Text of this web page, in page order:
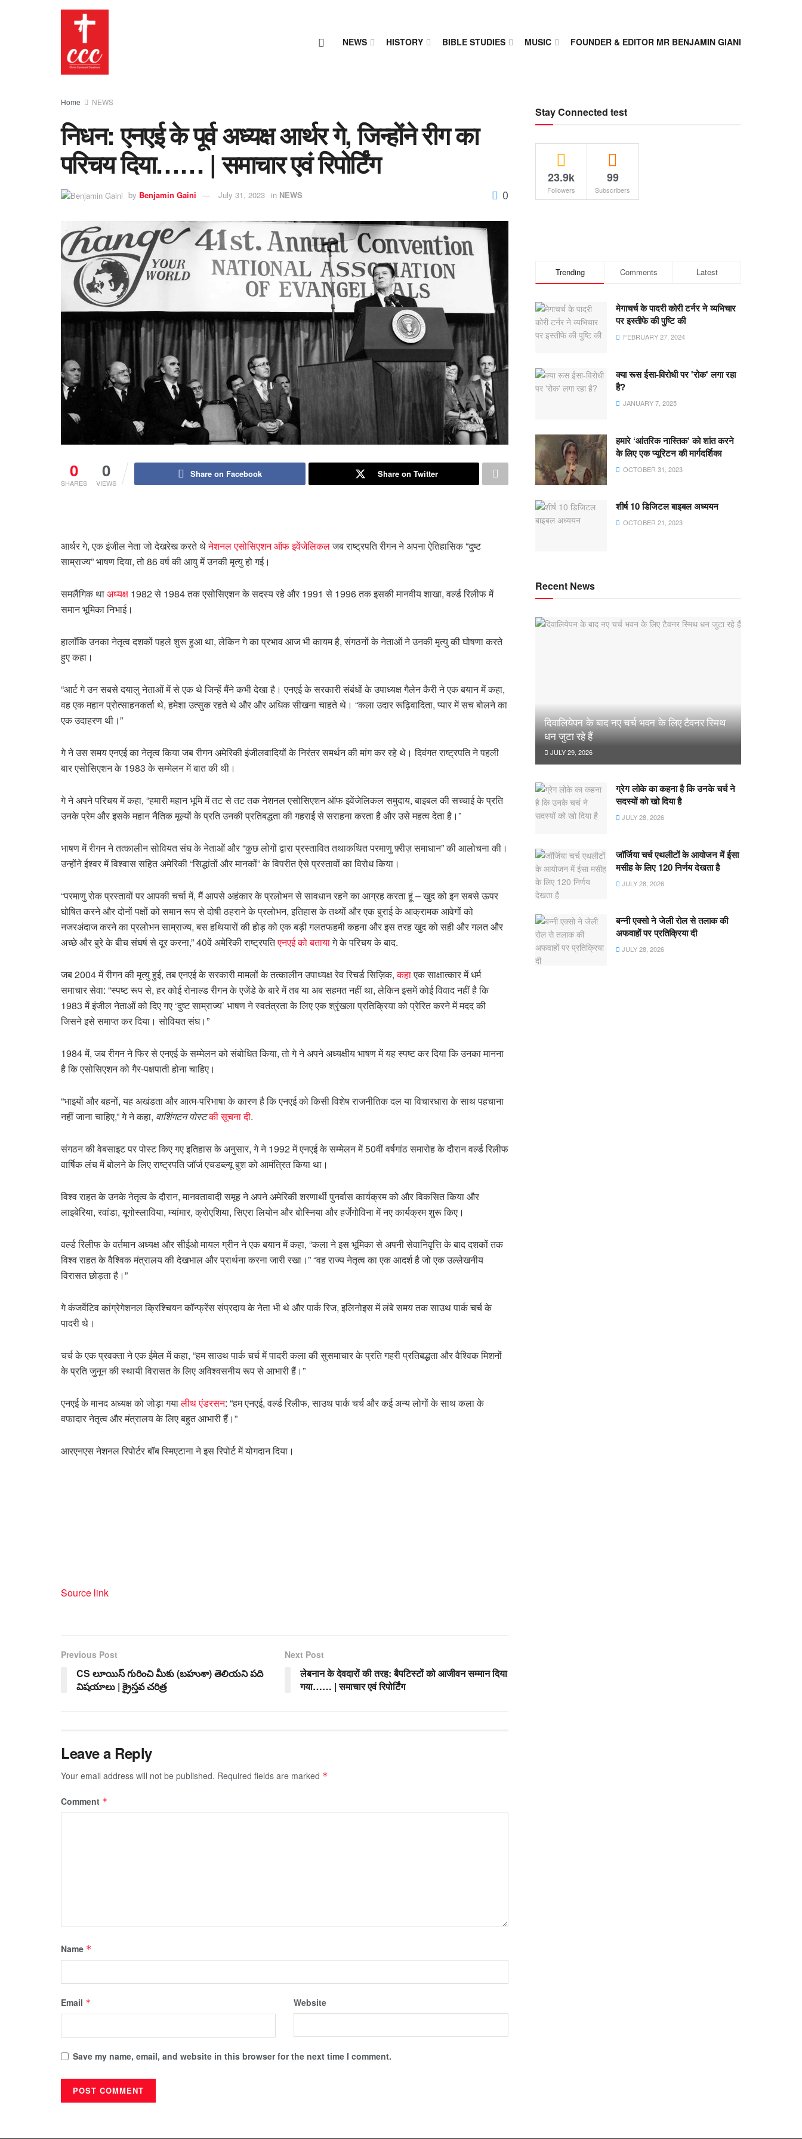
NEWS HISTORY BIBLE STUDIES MUSIC FOUNDER & EDITOR MR BENJAMIN GIANI
Home NEWS
निधन: एनएई के पूर्व अध्यक्ष आर्थर गे, जिन्होंने रीग का
परिचय दिया…… | समाचार एवं रिपोर्टिंग
by Benjamin Gaini July 31, 2023 in NEWS 0
0
SHARES
0
VIEWS
Share on Facebook Share on Twitter
आर्थर गे, एक इंजील नेता जो देखरेख करते थेनेशनल एसोसिएशन ऑफ इवेंजेलिकलजब राष्ट्रपति रीगन ने अपना ऐतिहासिक “दुष्ट
साम्राज्य” भाषण दिया, तो 86 वर्ष की आयु में उनकी मृत्यु हो गई।
समलैंगिक थाअध्यक्ष 1982 से 1984 तक एसोसिएशन के सदस्य रहे और 1991 से 1996 तक इसकी मानवीय शाखा, वर्ल्ड रिलीफ में
समान भूमिका निभाई।
हालाँकि उनका नेतृत्व दशकों पहले शुरू हुआ था, लेकिन गे का प्रभाव आज भी कायम है, संगठनों के नेताओं ने उनकी मृत्यु की घोषणा करते
हुए कहा।
“आर्ट गे उन सबसे दयालु नेताओं में से एक थे जिन्हें मैंने कभी देखा है। एनएई के सरकारी संबंधों के उपाध्यक्ष गैलेन कैरी ने एक बयान में कहा,
वह एक महान प्रोत्साहनकर्ता थे, हमेशा उत्सुक रहते थे और और अधिक सीखना चाहते थे। “कला उदार रूढ़िवादिता, प्यार में सच बोलने का
एक उदाहरण थी।”
गे ने उस समय एनएई का नेतृत्व किया जब रीगन अमेरिकी इंजीलवादियों के निरंतर समर्थन की मांग कर रहे थे। दिवंगत राष्ट्रपति ने पहली
बार एसोसिएशन के 1983 के सम्मेलन में बात की थी।
गे ने अपने परिचय में कहा, “हमारी महान भूमि में तट से तट तक नेशनल एसोसिएशन ऑफ इवेंजेलिकल समुदाय, बाइबल की सच्चाई के प्रति
उनके प्रेम और इसके महान नैतिक मूल्यों के प्रति उनकी प्रतिबद्धता की गहराई से सराहना करता है और उसे महत्व देता है।”
भाषण में रीगन ने तत्कालीन सोवियत संघ के नेताओं और “कुछ लोगों द्वारा प्रस्तावित तथाकथित परमाणु फ़्रीज़ समाधान” की आलोचना की।
उन्होंने ईश्वर में विश्वास सहित अमेरिकी “सिद्धांतों और मानकों” के विपरीत ऐसे प्रस्तावों का विरोध किया।
“परमाणु रोक प्रस्तावों पर आपकी चर्चा में, मैं आपसे अहंकार के प्रलोभन से सावधान रहने का आग्रह करता हूं – खुद को इन सबसे ऊपर
घोषित करने और दोनों पक्षों को समान रूप से दोषी ठहराने के प्रलोभन, इतिहास के तथ्यों और एक बुराई के आक्रामक आवेगों को
नजरअंदाज करने का प्रलोभन साम्राज्य, बस हथियारों की होड़ को एक बड़ी गलतफहमी कहना और इस तरह खुद को सही और गलत और
अच्छे और बुरे के बीच संघर्ष से दूर करना,” 40वें अमेरिकी राष्ट्रपतिएनएई को बतायागे के परिचय के बाद.
जब 2004 में रीगन की मृत्यु हुई, तब एनएई के सरकारी मामलों के तत्कालीन उपाध्यक्ष रेव रिचर्ड सिज़िक,कहाएक साक्षात्कार में धर्म
समाचार सेवा: “स्पष्ट रूप से, हर कोई रोनाल्ड रीगन के एजेंडे के बारे में तब या अब सहमत नहीं था, लेकिन इसमें कोई विवाद नहीं है कि
1983 में इंजील नेताओं को दिए गए ‘दुष्ट साम्राज्य’ भाषण ने स्वतंत्रता के लिए एक श्रृंखला प्रतिक्रिया को प्रेरित करने में मदद की
जिसने इसे समाप्त कर दिया। सोवियत संघ।”
1984 में, जब रीगन ने फिर से एनएई के सम्मेलन को संबोधित किया, तो गे ने अपने अध्यक्षीय भाषण में यह स्पष्ट कर दिया कि उनका मानना ​​​​
है कि एसोसिएशन को गैर-पक्षपाती होना चाहिए।
“भाइयों और बहनों, यह अखंडता और आत्म-परिभाषा के कारण है कि एनएई को किसी विशेष राजनीतिक दल या विचारधारा के साथ पहचाना
नहीं जाना चाहिए,” गे ने कहा, वाशिंगटन पोस्टकी सूचना दी.
संगठन की वेबसाइट पर पोस्ट किए गए इतिहास के अनुसार, गे ने 1992 में एनएई के सम्मेलन में 50वीं वर्षगांठ समारोह के दौरान वर्ल्ड रिलीफ
वार्षिक लंच में बोलने के लिए राष्ट्रपति जॉर्ज एचडब्ल्यू बुश को आमंत्रित किया था।
विश्व राहत के उनके नेतृत्व के दौरान, मानवतावादी समूह ने अपने अमेरिकी शरणार्थी पुनर्वास कार्यक्रम को और विकसित किया और
लाइबेरिया, रवांडा, यूगोस्लाविया, म्यांमार, क्रोएशिया, सिएरा लियोन और बोस्निया और हर्जेगोविना में नए कार्यक्रम शुरू किए।
वर्ल्ड रिलीफ के वर्तमान अध्यक्ष और सीईओ मायल ग्रीन ने एक बयान में कहा, “कला ने इस भूमिका से अपनी सेवानिवृत्ति के बाद दशकों तक
विश्व राहत के वैश्विक मंत्रालय की देखभाल और प्रार्थना करना जारी रखा।” “वह राज्य नेतृत्व का एक आदर्श है जो एक उल्लेखनीय
विरासत छोड़ता है।”
गे कंजर्वेटिव कांग्रेगेशनल क्रिश्चियन कॉन्फ्रेंस संप्रदाय के नेता भी थे और पार्क रिज, इलिनोइस में लंबे समय तक साउथ पार्क चर्च के
पादरी थे।
चर्च के एक प्रवक्ता ने एक ईमेल में कहा, “हम साउथ पार्क चर्च में पादरी कला की सुसमाचार के प्रति गहरी प्रतिबद्धता और वैश्विक मिशनों
के प्रति जुनून की स्थायी विरासत के लिए अविश्वसनीय रूप से आभारी हैं।”
एनएई के मानद अध्यक्ष को जोड़ा गयालीथ एंडरसन: “हम एनएई, वर्ल्ड रिलीफ, साउथ पार्क चर्च और कई अन्य लोगों के साथ कला के
वफादार नेतृत्व और मंत्रालय के लिए बहुत आभारी हैं।”
आरएनएस नेशनल रिपोर्टर बॉब स्मिएटाना ने इस रिपोर्ट में योगदान दिया।
Source link
Previous Post
CS లూయిస్ గురించి మీకు (బహుశా) తెలియని పది
విషయాలు | క్రైస్తవ చరిత్ర
Next Post
लेबनान के देवदारों की तरह: बैपटिस्टों को आजीवन सम्मान दिया
गया…… | समाचार एवं रिपोर्टिंग
Leave a Reply
Your email address will not be published. Required fields are marked *
Comment *
Name *
Email * Website
Save my name, email, and website in this browser for the next time I comment.
Stay Connected test
23.9k
Followers
99
Subscribers
Trending Comments Latest
मेगाचर्च के पादरी कोरी टर्नर ने व्यभिचार
पर इस्तीफे की पुष्टि की
FEBRUARY 27, 2024
क्या रूस ईसा-विरोधी पर 'रोक' लगा रहा
है?
JANUARY 7, 2025
हमारे ‘आंतरिक नास्तिक’ को शांत करने
के लिए एक प्यूरिटन की मार्गदर्शिका
OCTOBER 31, 2023
शीर्ष 10 डिजिटल बाइबल अध्ययन
OCTOBER 21, 2023
Recent News
दिवालियेपन के बाद नए चर्च भवन के लिए टैवनर स्मिथ
धन जुटा रहे हैं
JULY 29, 2026
ग्रेग लोके का कहना है कि उनके चर्च ने
सदस्यों को खो दिया है
JULY 28, 2026
जॉर्जिया चर्च एथलीटों के आयोजन में ईसा
मसीह के लिए 120 निर्णय देखता है
JULY 28, 2026
बन्नी एक्सो ने जेली रोल से तलाक की
अफवाहों पर प्रतिक्रिया दी
JULY 28, 2026